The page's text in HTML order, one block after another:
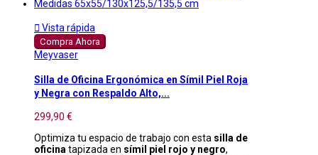
 Vista rápida
Compra Ahora
Meyvaser
Silla de Oficina Ergonómica en Símil Piel Roja
y Negra con Respaldo Alto,...
299,90 €
Optimiza tu espacio de trabajo con esta silla de
oficina tapizada en símil piel rojo y negro,